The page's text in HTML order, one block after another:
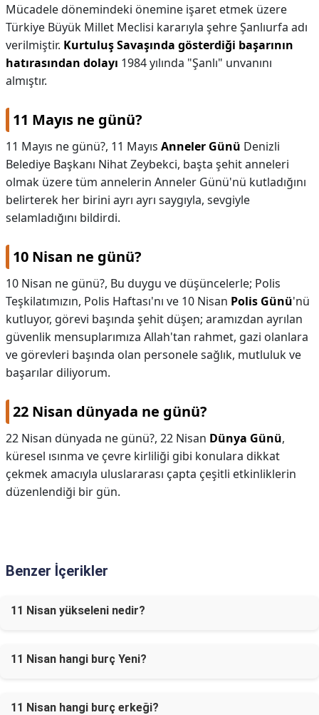
Mücadele dönemindeki önemine işaret etmek üzere
Türkiye Büyük Millet Meclisi kararıyla şehre Şanlıurfa adı
verilmiştir. Kurtuluş Savaşında gösterdiği başarının
hatırasından dolayı 1984 yılında "Şanlı" unvanını
almıştır.
11 Mayıs ne günü?
11 Mayıs ne günü?, 11 Mayıs Anneler Günü Denizli
Belediye Başkanı Nihat Zeybekci, başta şehit anneleri
olmak üzere tüm annelerin Anneler Günü'nü kutladığını
belirterek her birini ayrı ayrı saygıyla, sevgiyle
selamladığını bildirdi.
10 Nisan ne günü?
10 Nisan ne günü?, Bu duygu ve düşüncelerle; Polis
Teşkilatımızın, Polis Haftası'nı ve 10 Nisan Polis Günü'nü
kutluyor, görevi başında şehit düşen; aramızdan ayrılan
güvenlik mensuplarımıza Allah'tan rahmet, gazi olanlara
ve görevleri başında olan personele sağlık, mutluluk ve
başarılar diliyorum.
22 Nisan dünyada ne günü?
22 Nisan dünyada ne günü?, 22 Nisan Dünya Günü,
küresel ısınma ve çevre kirliliği gibi konulara dikkat
çekmek amacıyla uluslararası çapta çeşitli etkinliklerin
düzenlendiği bir gün.
Benzer İçerikler
11 Nisan yükseleni nedir?
11 Nisan hangi burç Yeni?
11 Nisan hangi burç erkeği?